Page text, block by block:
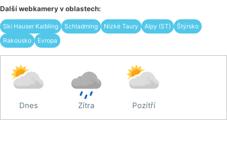
Další webkamery v oblastech:
Ski Hauser Kaibling Schladming Nízké Taury Alpy (ST)
Štýrsko
Rakousko
Evropa
Dnes Zítra Pozítří